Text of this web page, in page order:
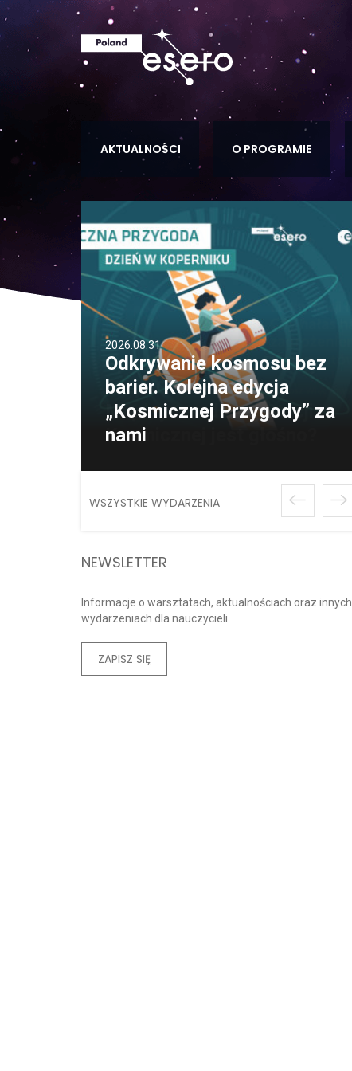
AKTUALNOŚCI O PROGRAMIE
2026.08.31
Odkrywanie kosmosu bez
barier. Kolejna edycja
„Kosmicznej Przygody” za
nami
WSZYSTKIE WYDARZENIA
NEWSLETTER
Informacje o warsztatach, aktualnościach oraz innych
wydarzeniach dla nauczycieli.
ZAPISZ SIĘ